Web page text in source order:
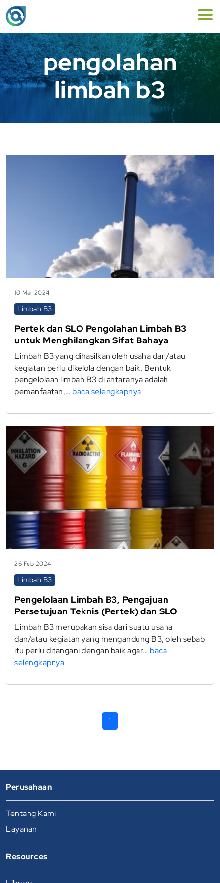
pengolahan
limbah b3
10 Mar 2024
Limbah B3
Pertek dan SLO Pengolahan Limbah B3
untuk Menghilangkan Sifat Bahaya
Limbah B3 yang dihasilkan oleh usaha dan/atau
kegiatan perlu dikelola dengan baik. Bentuk
pengelolaan limbah B3 di antaranya adalah
pemanfaatan,… baca selengkapnya
26 Feb 2024
Limbah B3
Pengelolaan Limbah B3, Pengajuan
Persetujuan Teknis (Pertek) dan SLO
Limbah B3 merupakan sisa dari suatu usaha
dan/atau kegiatan yang mengandung B3, oleh sebab
itu perlu ditangani dengan baik agar… baca
selengkapnya
1
Perusahaan
Tentang Kami
Layanan
Resources